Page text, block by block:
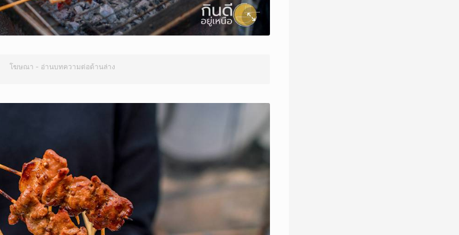
โฆษณา - อ่านบทความต่อด้านล่าง